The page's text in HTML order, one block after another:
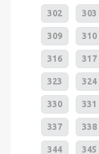
302 303
309 310
316 317
323 324
330 331
337 338
344 345